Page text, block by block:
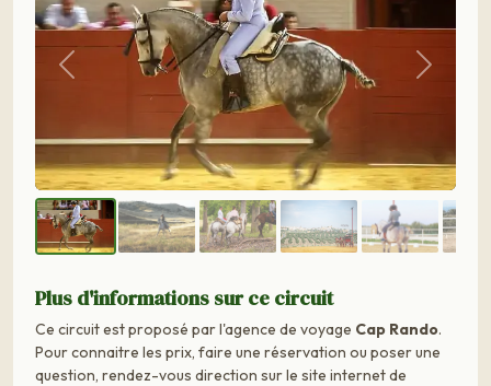
Précédent Suivant
Plus d'informations sur ce circuit
Ce circuit est proposé par l'agence de voyage Cap Rando.
Pour connaitre les prix, faire une réservation ou poser une
question, rendez-vous direction sur le site internet de